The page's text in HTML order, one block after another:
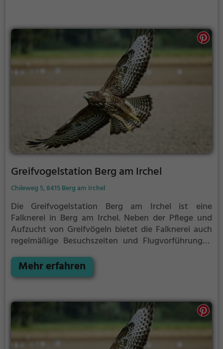
Greifvogelstation Berg am Irchel
Chileweg 5, 8415 Berg am Irchel
Die Greifvogelstation Berg am Irchel ist eine
Falknerei in Berg am Irchel. Neben der Pflege und
Aufzucht von Greifvögeln bietet die Falknerei auch
regelmäßige Besuchszeiten und Flugvorführungen
du auf der Website
Mehr erfahren